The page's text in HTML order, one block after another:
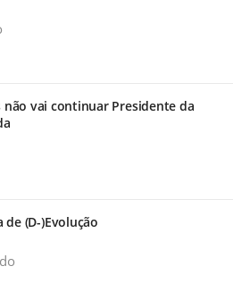
não vai continuar Presidente da
de (D-)Evolução